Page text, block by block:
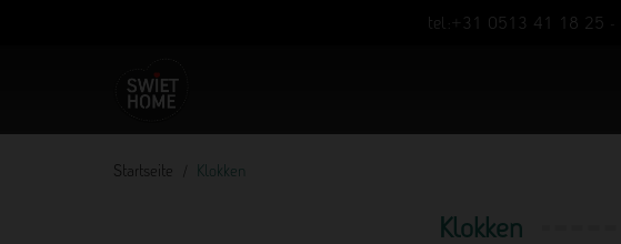
tel:+31 0513 41 18 25
Startseite Klokken
Klokken